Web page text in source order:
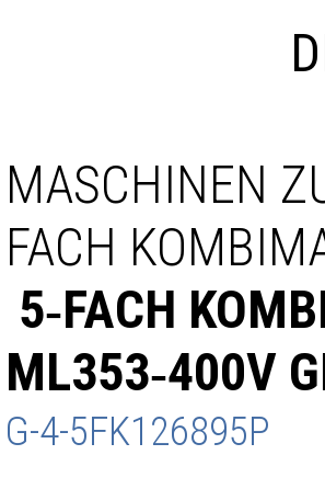
MASCHINEN
FACH
5‑FACH
ML353‑400V
G-4-5FK126895P